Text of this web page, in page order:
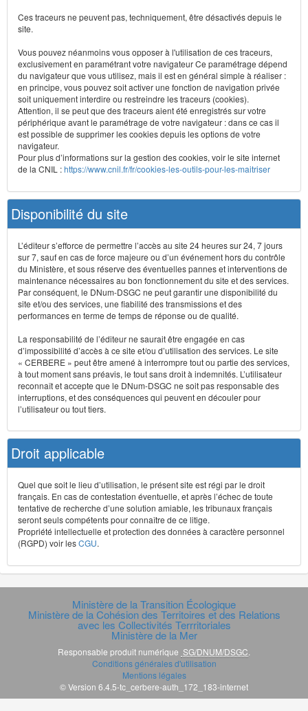
Ces traceurs ne peuvent pas, techniquement, être désactivés depuis le
site.
Vous pouvez néanmoins vous opposer à l'utilisation de ces traceurs,
exclusivement en paramétrant votre navigateur Ce paramétrage dépend
du navigateur que vous utilisez, mais il est en général simple à réaliser :
en principe, vous pouvez soit activer une fonction de navigation privée
soit uniquement interdire ou restreindre les traceurs (cookies).
Attention, il se peut que des traceurs aient été enregistrés sur votre
périphérique avant le paramétrage de votre navigateur : dans ce cas il
est possible de supprimer les cookies depuis les options de votre
navigateur.
Pour plus d’informations sur la gestion des cookies, voir le site internet
de la CNIL :https://www.cnil.fr/fr/cookies-les-outils-pour-les-maitriser
Disponibilité du site
L’éditeur s’efforce de permettre l’accès au site 24 heures sur 24, 7 jours
sur 7, sauf en cas de force majeure ou d’un événement hors du contrôle
du Ministère, et sous réserve des éventuelles pannes et interventions de
maintenance nécessaires au bon fonctionnement du site et des services.
Par conséquent, le DNum-DSGC ne peut garantir une disponibilité du
site et/ou des services, une fiabilité des transmissions et des
performances en terme de temps de réponse ou de qualité.
La responsabilité de l’éditeur ne saurait être engagée en cas
d’impossibilité d’accès à ce site et/ou d’utilisation des services. Le site
« CERBERE » peut être amené à interrompre tout ou partie des services,
à tout moment sans préavis, le tout sans droit à indemnités. L’utilisateur
reconnaît et accepte que le DNum-DSGC ne soit pas responsable des
interruptions, et des conséquences qui peuvent en découler pour
l’utilisateur ou tout tiers.
Droit applicable
Quel que soit le lieu d’utilisation, le présent site est régi par le droit
français. En cas de contestation éventuelle, et après l’échec de toute
tentative de recherche d’une solution amiable, les tribunaux français
seront seuls compétents pour connaître de ce litige.
Propriété intellectuelle et protection des données à caractère personnel
(RGPD) voir lesCGU.
Ministère de la Transition Écologique
Ministère de la Cohésion des Territoires et des Relations
avec les Collectivités Terrritoriales
Ministère de la Mer
Responsable produit numérique SG/DNUM/DSGC
Conditions générales d'utilisation
Mentions légales
© Version 6.4.5-tc_cerbere-auth_172_183-internet